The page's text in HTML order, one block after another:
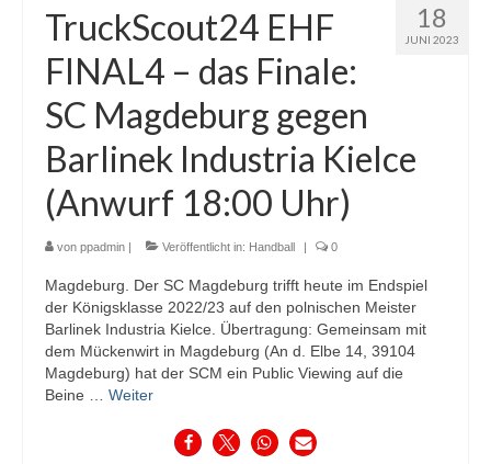
18
JUNI 2023
TruckScout24 EHF
FINAL4 – das Finale:
SC Magdeburg gegen
Barlinek Industria Kielce
(Anwurf 18:00 Uhr)
von ppadmin Veröffentlicht in: Handball 0
Magdeburg. Der SC Magdeburg trifft heute im Endspiel
der Königsklasse 2022/23 auf den polnischen Meister
Barlinek Industria Kielce. Übertragung: Gemeinsam mit
dem Mückenwirt in Magdeburg (An d. Elbe 14, 39104
Magdeburg) hat der SCM ein Public Viewing auf die
Beine … Weiter